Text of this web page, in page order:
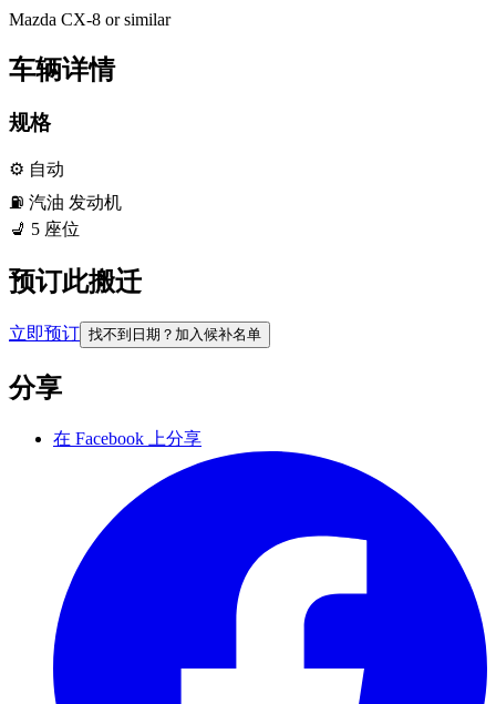
Mazda CX-8 or similar
车辆详情
规格
⚙️ 自动
⛽️ 汽油 发动机
💺 5 座位
预订此搬迁
立即预订 找不到日期？加入候补名单
分享
在 Facebook 上分享